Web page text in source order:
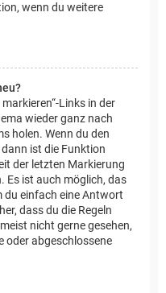
wenn du weitere
Links in der
wieder ganz nach
holen. Wenn du den
ist die Funktion
der letzten Markierung
Es ist auch möglich, das
du einfach eine Antwort
dass du die Regeln
nicht gerne gesehen,
oder abgeschlossene